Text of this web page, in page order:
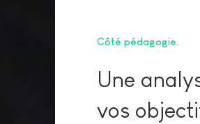
Côté pédagogie
Une
vos